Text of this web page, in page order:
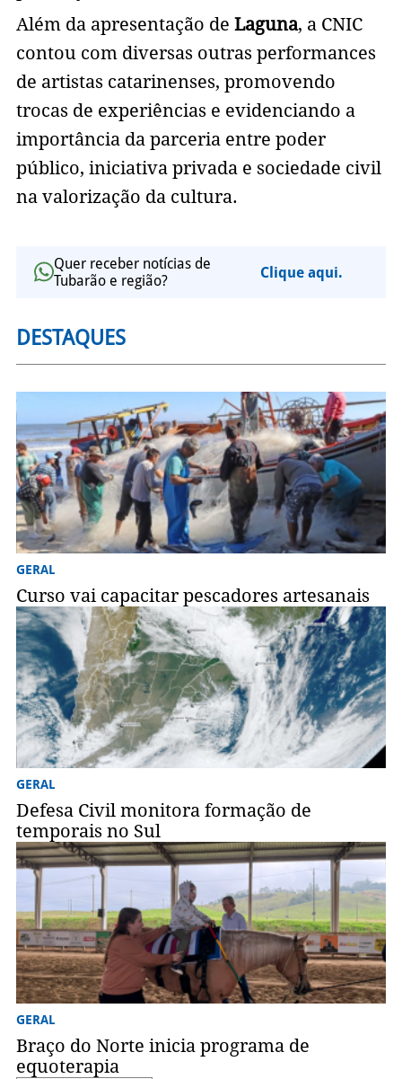
Além da apresentação de Laguna, a CNIC
contou com diversas outras performances
de artistas catarinenses, promovendo
trocas de experiências e evidenciando a
importância da parceria entre poder
público, iniciativa privada e sociedade civil
na valorização da cultura.
Quer receber notícias de
Tubarão e região?
Clique aqui.
DESTAQUES
GERAL
Curso vai capacitar pescadores artesanais
GERAL
Defesa Civil monitora formação de
temporais no Sul
GERAL
Braço do Norte inicia programa de
equoterapia